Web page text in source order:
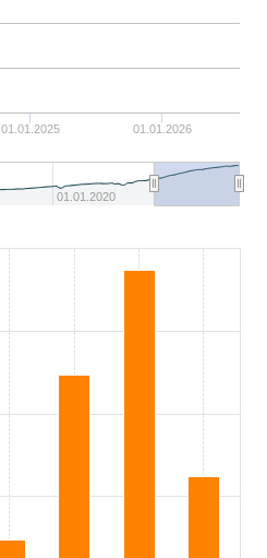
01.01.2025 01.01.2026
01.01.2020